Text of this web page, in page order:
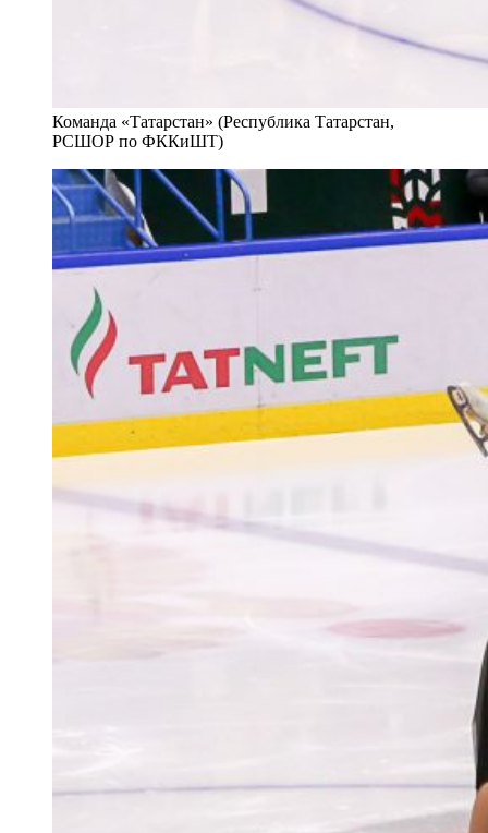
Команда «Татарстан» (Республика Татарстан,
РСШОР по ФККиШТ)